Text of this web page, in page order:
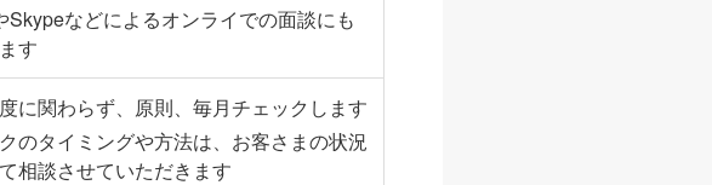
Skypeなどによるオンライでの面談にも
す
に関わらず、原則、毎月チェックします
のタイミングや方法は、お客さまの状況
相談させていただきます